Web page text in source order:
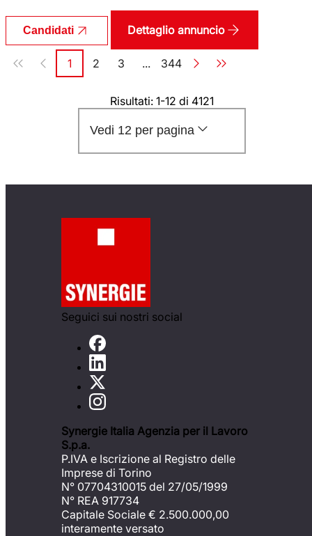
Candidati Dettaglio annuncio
Paginazione
Pagina
1 Pagina
2 Pagina
3 ... Pagina
344
Risultati: 1-12 di 4121
Vedi 12 per pagina
Seguici sui nostri social
Synergie Italia Agenzia per il Lavoro
S.p.a.
P.IVA e Iscrizione al Registro delle
Imprese di Torino
N° 07704310015 del 27/05/1999
N° REA 917734
Capitale Sociale € 2.500.000,00
interamente versato